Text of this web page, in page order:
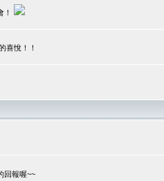
！
喜悅！！
回報喔~~